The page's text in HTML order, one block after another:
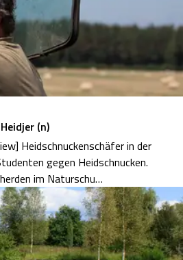
(n)
Heidschnuckenschäfer in der
gegen Heidschnucken.
im Naturschu…